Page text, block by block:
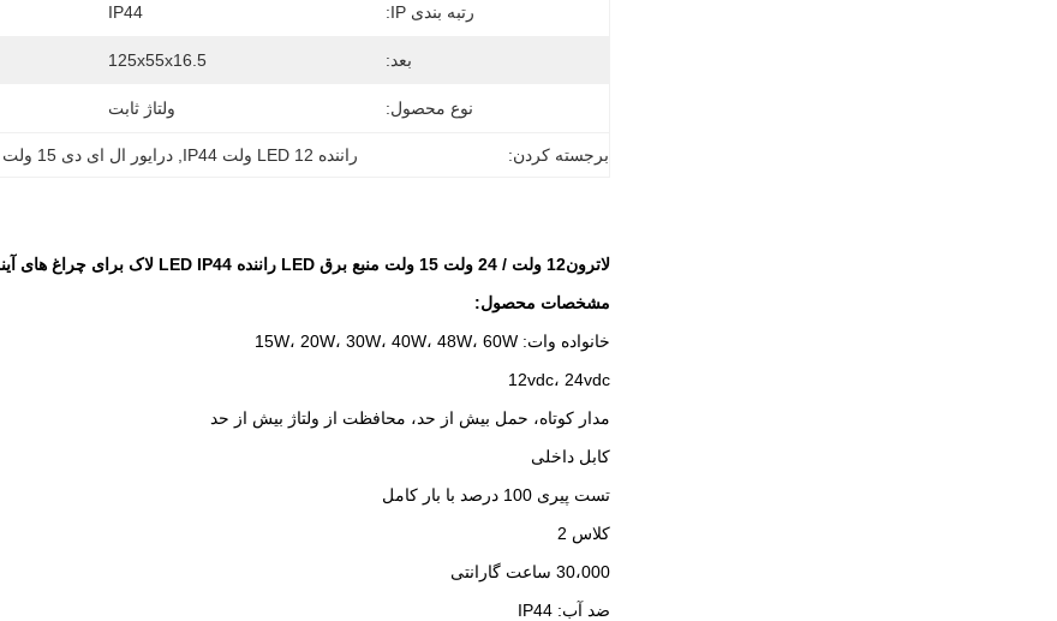
رتبه بندی IP: IP44
بعد: 125x55x16.5
نوع محصول: ولتاژ ثابت
برجسته کردن: راننده LED 12 ولت IP44 , درایور ال ای دی 15 ولت 24 ولت
لاترون12 ولت / 24 ولت 15 ولت منبع برق LED راننده LED IP44 لاک برای چراغ های آینه حمام
مشخصات محصول:
خانواده وات: 15W، 20W، 30W، 40W، 48W، 60W
12vdc، 24vdc
مدار کوتاه، حمل بیش از حد، محافظت از ولتاژ بیش از حد
کابل داخلی
تست پیری 100 درصد با بار کامل
کلاس 2
30،000 ساعت گارانتی
ضد آب: IP44